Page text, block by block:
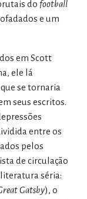
do football
e um
em Scott
ele lá
se tornaria
seus escritos.
entre os
pelos
de circulação
literatura séria:
Gatsby), o